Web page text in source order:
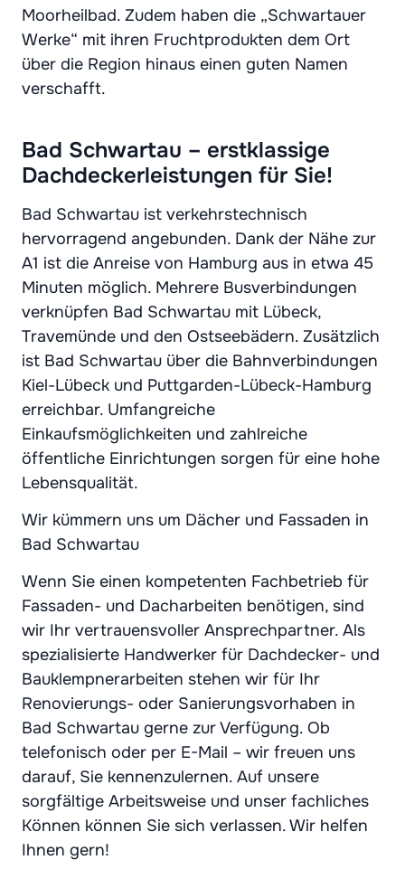
Moorheilbad. Zudem haben die „Schwartauer
Werke“ mit ihren Fruchtprodukten dem Ort
über die Region hinaus einen guten Namen
verschafft.
Bad Schwartau – erstklassige
Dachdeckerleistungen für Sie!
Bad Schwartau ist verkehrstechnisch
hervorragend angebunden. Dank der Nähe zur
A1 ist die Anreise von Hamburg aus in etwa 45
Minuten möglich. Mehrere Busverbindungen
verknüpfen Bad Schwartau mit Lübeck,
Travemünde und den Ostseebädern. Zusätzlich
ist Bad Schwartau über die Bahnverbindungen
Kiel-Lübeck und Puttgarden-Lübeck-Hamburg
erreichbar. Umfangreiche
Einkaufsmöglichkeiten und zahlreiche
öffentliche Einrichtungen sorgen für eine hohe
Lebensqualität.
Wir kümmern uns um Dächer und Fassaden in
Bad Schwartau
Wenn Sie einen kompetenten Fachbetrieb für
Fassaden- und Dacharbeiten benötigen, sind
wir Ihr vertrauensvoller Ansprechpartner. Als
spezialisierte Handwerker für Dachdecker- und
Bauklempnerarbeiten stehen wir für Ihr
Renovierungs- oder Sanierungsvorhaben in
Bad Schwartau gerne zur Verfügung. Ob
telefonisch oder per E-Mail – wir freuen uns
darauf, Sie kennenzulernen. Auf unsere
sorgfältige Arbeitsweise und unser fachliches
Können können Sie sich verlassen. Wir helfen
Ihnen gern!